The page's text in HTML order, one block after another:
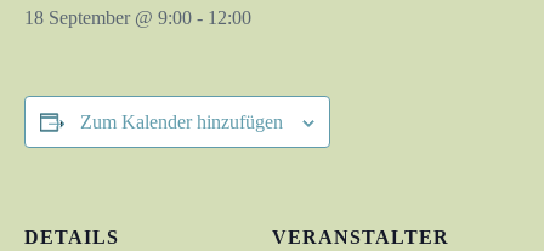
18 September @ 9:00 - 12:00
Zum Kalender hinzufügen
DETAILS
VERANSTALTER